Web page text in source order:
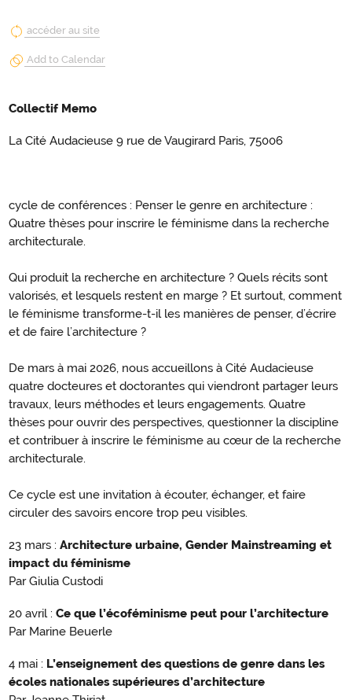
accéder au site
Add to Calendar
Collectif Memo
La Cité Audacieuse 9 rue de Vaugirard Paris, 75006
cycle de conférences : Penser le genre en architecture :
Quatre thèses pour inscrire le féminisme dans la recherche
architecturale.
Qui produit la recherche en architecture ? Quels récits sont
valorisés, et lesquels restent en marge ? Et surtout, comment
le féminisme transforme-t-il les manières de penser, d’écrire
et de faire l’architecture ?
De mars à mai 2026, nous accueillons à Cité Audacieuse
quatre docteures et doctorantes qui viendront partager leurs
travaux, leurs méthodes et leurs engagements. Quatre
thèses pour ouvrir des perspectives, questionner la discipline
et contribuer à inscrire le féminisme au cœur de la recherche
architecturale.
Ce cycle est une invitation à écouter, échanger, et faire
circuler des savoirs encore trop peu visibles.
23 mars : Architecture urbaine, Gender Mainstreaming et
impact du féminisme
Par Giulia Custodi
20 avril : Ce que l’écoféminisme peut pour l’architecture
Par Marine Beuerle
4 mai : L’enseignement des questions de genre dans les
écoles nationales supérieures d’architecture